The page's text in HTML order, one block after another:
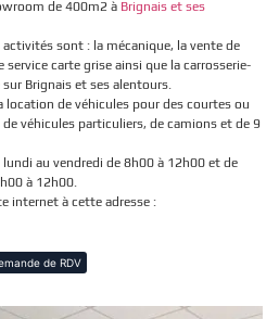
de 400m2 à Brignais et ses
sont : la mécanique, la vente de
service carte grise ainsi que la carrosserie-
Brignais et ses alentours.
de véhicules pour des courtes ou
véhicules particuliers, de camions et de 9
au vendredi de 8h00 à 12h00 et de
à 12h00.
internet à cette adresse :
de RDV